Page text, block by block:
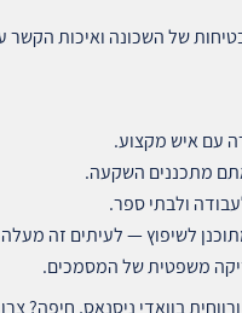
של השכונה ואיכות הקשר
עם איש מקצוע.
מתכננים השקעה.
ולבתי ספר.
לשיפוץ — לעיתים זה